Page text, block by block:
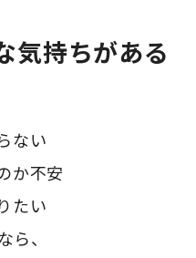
気持ちがある
ない
か不安
たい
、